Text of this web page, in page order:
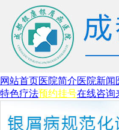
网站首页医院简介医院新闻
特色疗法预约挂号在线咨询